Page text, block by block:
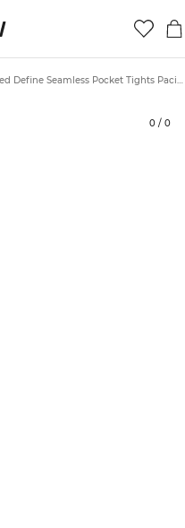
Ribbed Define Seamless Pocket Tights Pacific Blue
0 / 0